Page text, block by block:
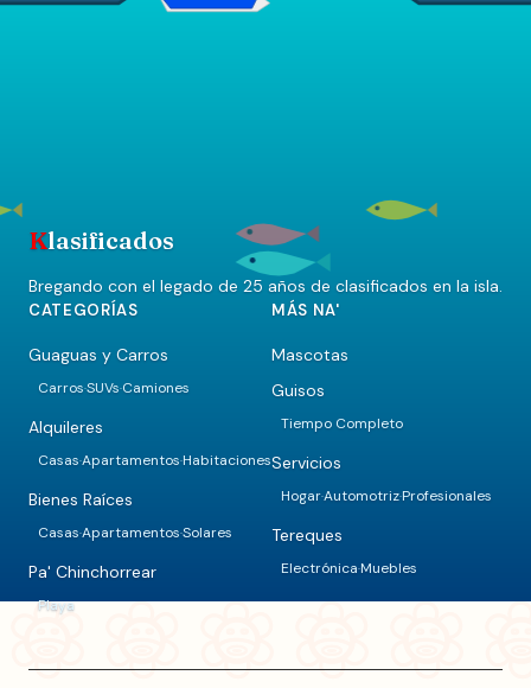
Klasificados
Bregando con el legado de 25 años de clasificados en la isla.
CATEGORÍAS
Guaguas y Carros
Carros·SUVs·Camiones
Alquileres
Casas·Apartamentos·Habitaciones
Bienes Raíces
Casas·Apartamentos·Solares
Pa' Chinchorrear
Playa
MÁS NA'
Mascotas
Guisos
Tiempo Completo
Servicios
Hogar·Automotriz·Profesionales
Tereques
Electrónica·Muebles